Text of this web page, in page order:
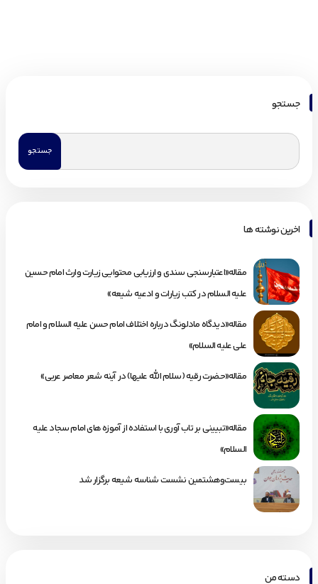
جستجو
اخرین نوشته ها
مقاله«اعتبارسنجی سندی و ارزیابی محتوایی زیارت وارث امام حسین
علیه السلام در کتب زیارات و ادعیه شیعه»
مقاله«دیدگاه مادلونگ درباره اختلاف امام حسن علیه السلام و امام
علی علیه السلام»
مقاله«حضرت رقیه (سلام الله علیها) در آینه شعر معاصر عربی»
مقاله«تبیینی بر تاب آوری با استفاده از آموزه های امام سجاد علیه
السلام»
بیست‌وهشتمین نشست شناسه شیعه برگزار شد
دسته من